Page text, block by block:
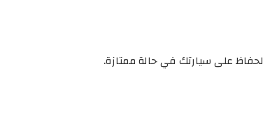
على سيارتك في حالة ممتازة.